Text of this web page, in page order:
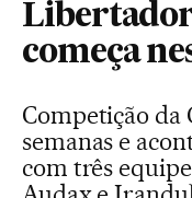
começa
Competição da
semanas e
com três